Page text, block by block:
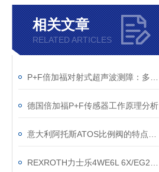
相关文章
RELATED ARTICLES
德国倍加福P+F传感器工作原理分析